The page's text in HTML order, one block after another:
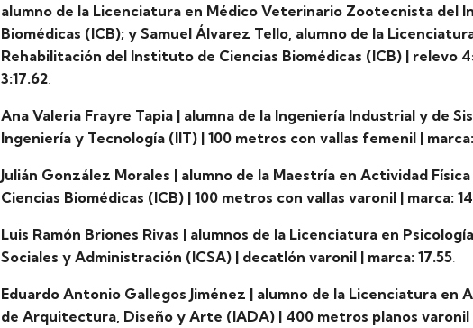
alumno de la Licenciatura en Médico Veterinario Zootecnista del
Biomédicas (ICB); y Samuel Álvarez Tello, alumno de la
Rehabilitación del Instituto de Ciencias Biomédicas (ICB) | relevo
3:17.62.
Ana Valeria Frayre Tapia | alumna de la Ingeniería Industrial y de
Ingeniería y Tecnología (IIT) | 100 metros con vallas femenil | marca:
Julián González Morales | alumno de la Maestría en Actividad
Ciencias Biomédicas (ICB) | 100 metros con vallas varonil | marca:
Luis Ramón Briones Rivas | alumnos de la Licenciatura en
Sociales y Administración (ICSA) | decatlón varonil | marca: 17.55.
Eduardo Antonio Gallegos Jiménez | alumno de la Licenciatura
de Arquitectura, Diseño y Arte (IADA) | 400 metros planos varonil